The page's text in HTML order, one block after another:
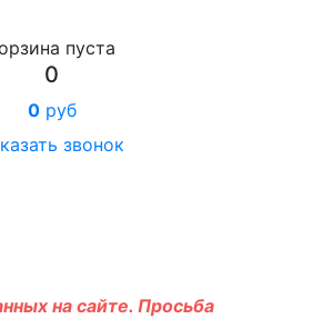
пуста
0
0руб
звонок
на сайте. Просьба